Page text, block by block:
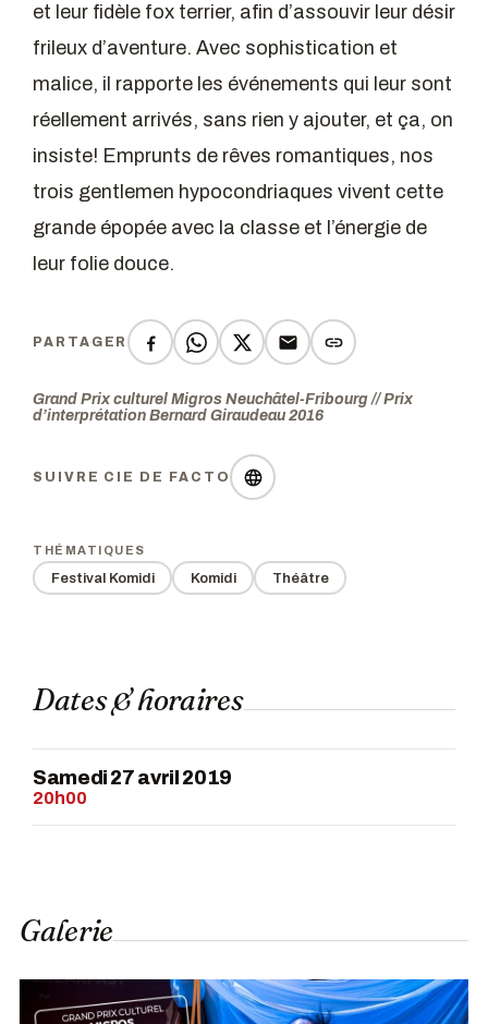
et leur fidèle fox terrier, afin d’assouvir leur désir
frileux d’aventure. Avec sophistication et
malice, il rapporte les événements qui leur sont
réellement arrivés, sans rien y ajouter, et ça, on
insiste! Emprunts de rêves romantiques, nos
trois gentlemen hypocondriaques vivent cette
grande épopée avec la classe et l’énergie de
leur folie douce.
PARTAGER
Grand Prix culturel Migros Neuchâtel-Fribourg // Prix
d’interprétation Bernard Giraudeau 2016
SUIVRE CIE DE FACTO
THÉMATIQUES
Festival Komidi Komidi Théâtre
Dates & horaires
Samedi 27 avril 2019
20h00
Galerie